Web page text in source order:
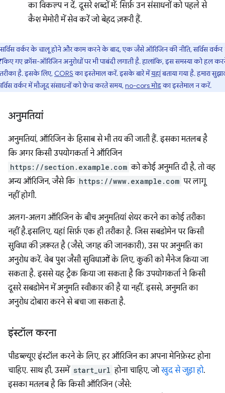
का विकल्प न दें. दूसरे शब्दों में: सिर्फ़ उन संसाधनों को पहले से
कैश मेमोरी में सेव करें जो बेहद ज़रूरी हैं.
सर्विस वर्कर के चालू होने और काम करने के बाद, एक जैसे ऑरिजिन की नीति, सर्विस वर्कर
किए गए क्रॉस-ऑरिजिन अनुरोधों पर भी पाबंदी लगाती है. हालांकि, इस समस्या को हल
है. इसके लिए, CORSका इस्तेमाल करें. इसके बारे मेंयहांबताया गया है. हमारा
वर्कर में मौजूद संसाधनों को फ़ेच करते समय, no-cors मोडका इस्तेमाल न करें.
अनुमतियां
अनुमतियां, ऑरिजिन के हिसाब से भी तय की जाती हैं. इसका मतलब है
कि अगर किसी उपयोगकर्ता ने ऑरिजिन
https://section.example.com को कोई अनुमति दी है, तो वह
अन्य ऑरिजिन, जैसे कि https://www.example.com पर लागू
नहीं होगी.
अलग-अलग ऑरिजिन के बीच अनुमतियां शेयर करने का कोई तरीका
नहीं है.इसलिए, यहां सिर्फ़ एक ही तरीका है. जिस सबडोमेन पर किसी
सुविधा की ज़रूरत है (जैसे, जगह की जानकारी), उस पर अनुमति का
अनुरोध करें. वेब पुश जैसी सुविधाओं के लिए, कुकी को मैनेज किया जा
सकता है. इससे यह ट्रैक किया जा सकता है कि उपयोगकर्ता ने किसी
दूसरे सबडोमेन में अनुमति स्वीकार की है या नहीं. इससे, अनुमति का
अनुरोध दोबारा करने से बचा जा सकता है.
इंस्टॉल करना
पीडब्ल्यूए इंस्टॉल करने के लिए, हर ऑरिजिन का अपना मेनिफ़ेस्ट होना
चाहिए. साथ ही, उसमें start_url होना चाहिए, जोखुद से जुड़ा हो.
इसका मतलब है कि किसी ऑरिजिन (जैसे: